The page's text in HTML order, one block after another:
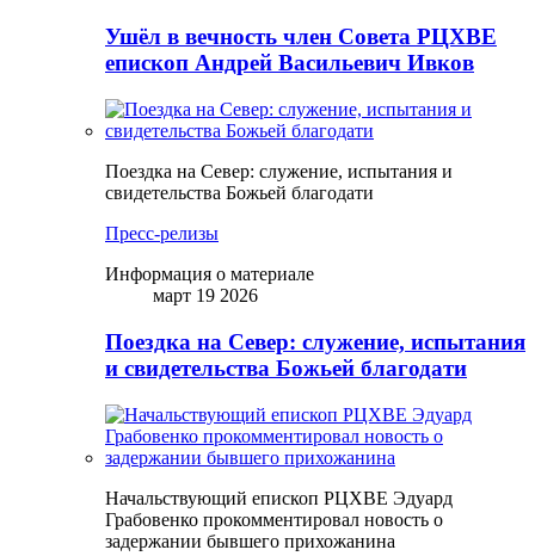
Ушёл в вечность член Совета РЦХВЕ
епископ Андрей Васильевич Ивков
Поездка на Север: служение, испытания и
свидетельства Божьей благодати
Пресс-релизы
Информация о материале
март 19 2026
Поездка на Север: служение, испытания
и свидетельства Божьей благодати
Начальствующий епископ РЦХВЕ Эдуард
Грабовенко прокомментировал новость о
задержании бывшего прихожанина